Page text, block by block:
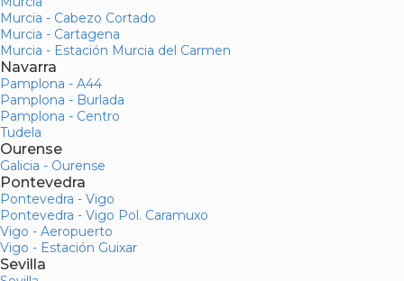
Murcia - Cabezo Cortado
Murcia - Cartagena
Murcia - Estación Murcia del Carmen
Navarra
Pamplona - A44
Pamplona - Burlada
Pamplona - Centro
Tudela
Ourense
Galicia - Ourense
Pontevedra
Pontevedra - Vigo
Pontevedra - Vigo Pol. Caramuxo
Vigo - Aeropuerto
Vigo - Estación Guixar
Sevilla